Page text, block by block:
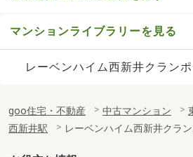
マンションライブラリーを見る
レーベンハイム西新井クランポ
goo住宅・不動産 中古マンション
西新井駅
レーベンハイム西新井クラ